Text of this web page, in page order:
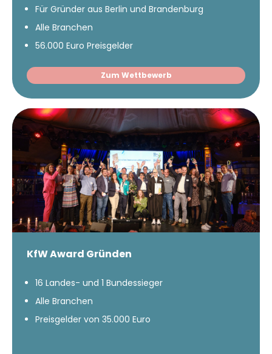
Für Gründer aus Berlin und Brandenburg
Alle Branchen
56.000 Euro Preisgelder
Zum Wettbewerb
KfW Award Gründen
16 Landes- und 1 Bundessieger
Alle Branchen
Preisgelder von 35.000 Euro